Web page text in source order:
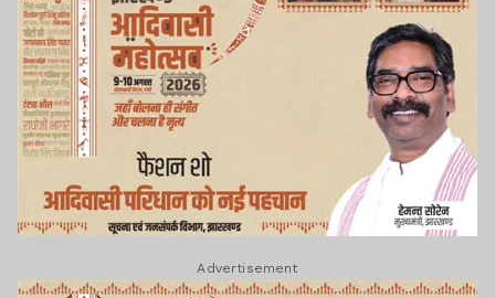
Advertisement